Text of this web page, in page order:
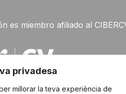
privadesa
millorar la teva experiència de
es miembro afiliado al